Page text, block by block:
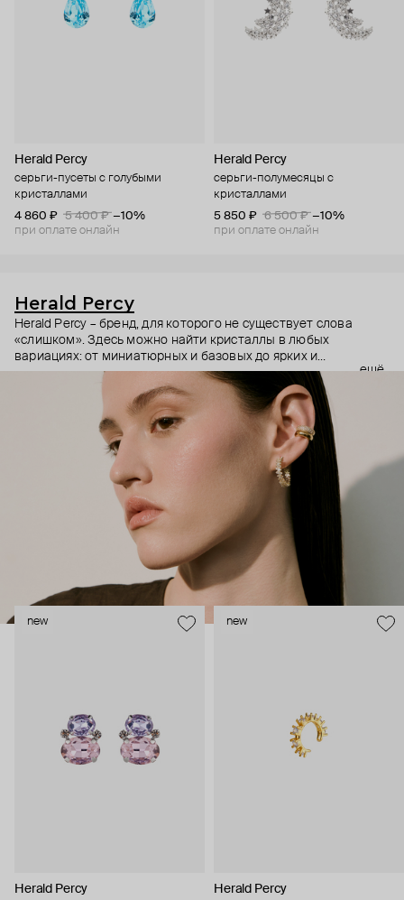
Herald Percy
серьги-пусеты с голубыми
кристаллами
4 860 ₽
5 400 ₽ −10%
при оплате онлайн
Herald Percy
серьги-полумесяцы с
кристаллами
5 850 ₽
6 500 ₽ −10%
при оплате онлайн
Herald Percy
Herald Percy – бренд, для которого не существует слова
«слишком». Здесь можно найти кристаллы в любых
вариациях: от миниатюрных и базовых до ярких и
массивных, которые сразу становятся главным элементом
образа. Героиня бренда – девушка из мегаполиса, которой
нужно как минимум 25 часов в сутках, чтобы все успеть, и
внушительный арсенал украшений, чтобы, поменяв серьги,
поехать на вечеринку сразу из офиса.
ещё
new
Herald Percy
new
Herald Percy